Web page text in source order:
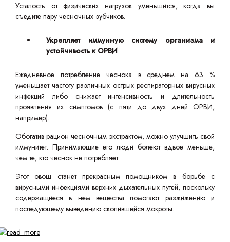
Усталость от физических нагрузок уменьшится, когда вы
съедите пару чесночных зубчиков.
Укрепляет иммунную систему организма и
устойчивость к ОРВИ
Ежедневное потребление чеснока в среднем на 63 %
уменьшает частоту различных острых респираторных вирусных
инфекций либо снижает интенсивность и длительность
проявления их симптомов (с пяти до двух дней ОРВИ,
например).
Обогатив рацион чесночным экстрактом, можно улучшить свой
иммунитет. Принимающие его люди болеют вдвое меньше,
чем те, кто чеснок не потребляет.
Этот овощ станет прекрасным помощником в борьбе с
вирусными инфекциями верхних дыхательных путей, поскольку
содержащиеся в нем вещества помогают разжижению и
последующему выведению скопившейся мокроты.